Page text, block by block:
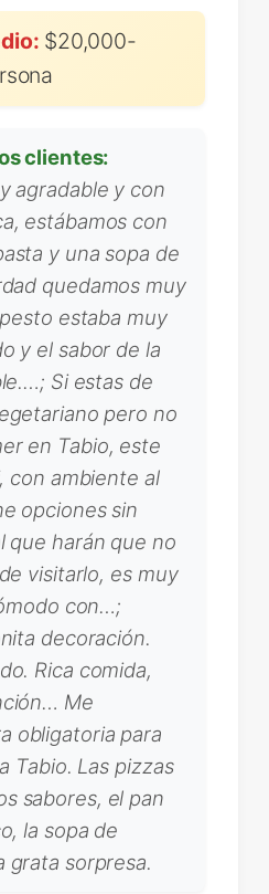
$20,000-
clientes:
agradable y con
estábamos con
y una sopa de
quedamos muy
estaba muy
y el sabor de la
Si estas de
pero no
en Tabio, este
con ambiente al
opciones sin
que harán que no
visitarlo, es muy
con…;
decoración.
Rica comida,
Me
obligatoria para
Tabio. Las pizzas
sabores, el pan
la sopa de
grata sorpresa.